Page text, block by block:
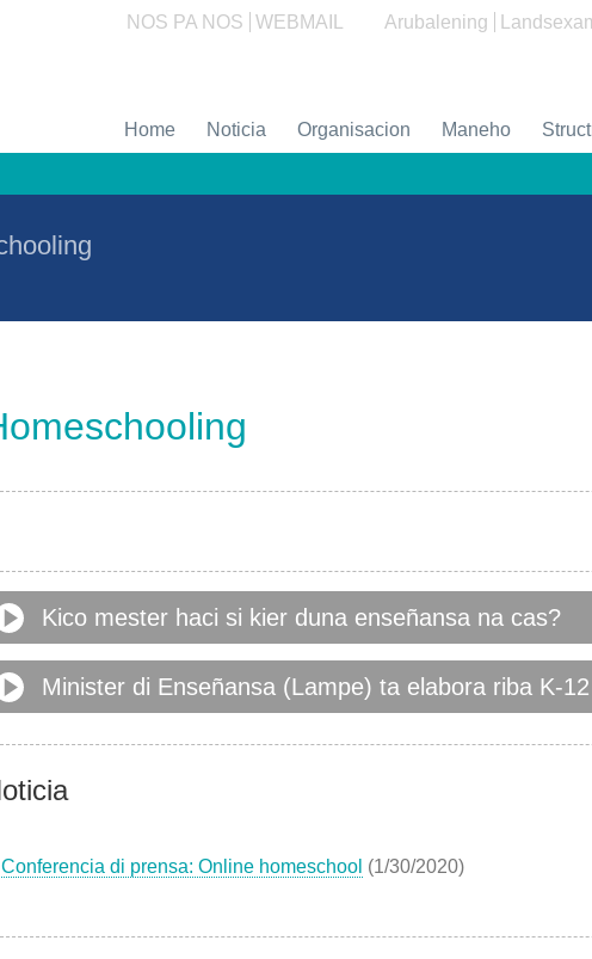
NOS PA NOS WEBMAIL Arubalening
Home Noticia Organisacion Maneho
Kico mester haci si kier duna enseñansa na cas?
Minister di Enseñansa (Lampe) ta elabora riba K-
Conferencia di prensa: Online homeschool (1/30/2020)